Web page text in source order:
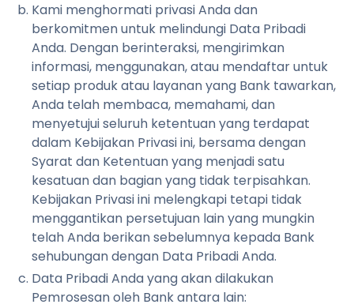
Kami menghormati privasi Anda dan
berkomitmen untuk melindungi Data Pribadi
Anda. Dengan berinteraksi, mengirimkan
informasi, menggunakan, atau mendaftar untuk
setiap produk atau layanan yang Bank tawarkan,
Anda telah membaca, memahami, dan
menyetujui seluruh ketentuan yang terdapat
dalam Kebijakan Privasi ini, bersama dengan
Syarat dan Ketentuan yang menjadi satu
kesatuan dan bagian yang tidak terpisahkan.
Kebijakan Privasi ini melengkapi tetapi tidak
menggantikan persetujuan lain yang mungkin
telah Anda berikan sebelumnya kepada Bank
sehubungan dengan Data Pribadi Anda.
Data Pribadi Anda yang akan dilakukan
Pemrosesan oleh Bank antara lain: